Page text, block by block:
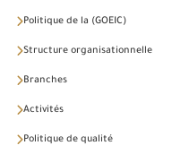
Politique de la (GOEIC)
Structure organisationnelle
Branches
Activités
Politique de qualité